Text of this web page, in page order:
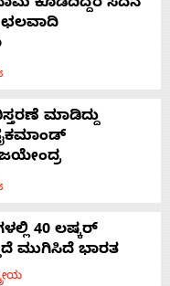
ಕೊಡದಿದ್ದರೆ ಸದನ
ಛಲವಾದಿ
ಮಾಡಿದ್ದು
40 ಲಷ್ಕರ್
ಮುಗಿಸಿದೆ ಭಾರತ